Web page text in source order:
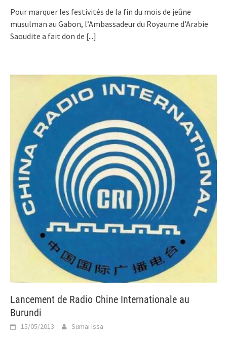
Pour marquer les festivités de la fin du mois de jeûne
musulman au Gabon, l’Ambassadeur du Royaume d’Arabie
Saoudite a fait don de [...]
Lancement de Radio Chine Internationale au
Burundi
15/05/2013 Sumai Issa